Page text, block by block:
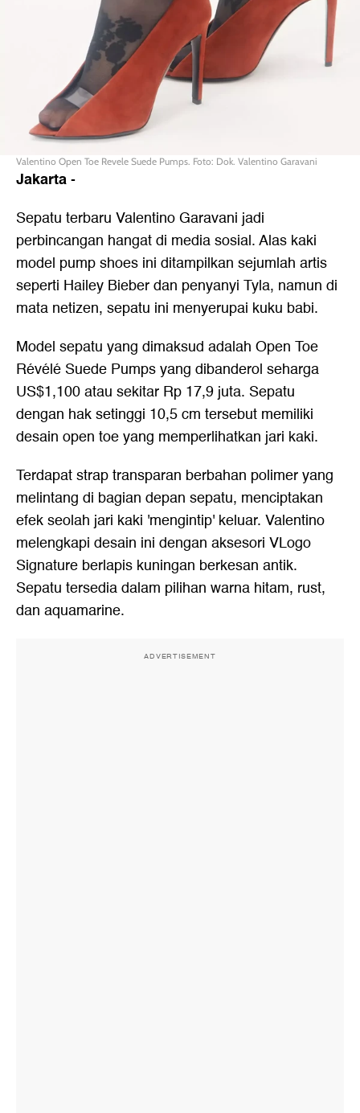
Valentino Open Toe Revele Suede Pumps. Foto: Dok. Valentino Garavani
Jakarta-
Sepatu terbaru Valentino Garavani jadi
perbincangan hangat di media sosial. Alas kaki
model pump shoes ini ditampilkan sejumlah artis
seperti Hailey Bieber dan penyanyi Tyla, namun di
mata netizen, sepatu ini menyerupai kuku babi.
Model sepatu yang dimaksud adalah Open Toe
Révélé Suede Pumps yang dibanderol seharga
US$1,100 atau sekitar Rp 17,9 juta. Sepatu
dengan hak setinggi 10,5 cm tersebut memiliki
desain open toe yang memperlihatkan jari kaki.
Terdapat strap transparan berbahan polimer yang
melintang di bagian depan sepatu, menciptakan
efek seolah jari kaki 'mengintip' keluar. Valentino
melengkapi desain ini dengan aksesori VLogo
Signature berlapis kuningan berkesan antik.
Sepatu tersedia dalam pilihan warna hitam, rust,
dan aquamarine.
ADVERTISEMENT